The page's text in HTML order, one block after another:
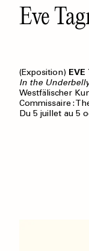
Eve
(Exposition) EVE
In the
Westfälischer
Commissaire :
Du 5 juillet au 5